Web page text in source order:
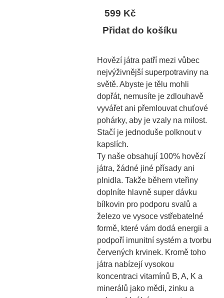
599 Kč
Přidat do košíku
Hovězí játra patří mezi vůbec
nejvýživnější superpotraviny na
světě. Abyste je tělu mohli
dopřát, nemusíte je zdlouhavě
vyvářet ani přemlouvat chuťové
pohárky, aby je vzaly na milost.
Stačí je jednoduše polknout v
kapslích.
Ty naše obsahují 100% hovězí
játra, žádné jiné přísady ani
plnidla. Takže během vteřiny
doplníte hlavně super dávku
bílkovin pro podporu svalů a
železo ve vysoce vstřebatelné
formě, které vám dodá energii a
podpoří imunitní systém a tvorbu
červených krvinek. Kromě toho
játra nabízejí vysokou
koncentraci vitamínů B, A, K a
minerálů jako mědi, zinku a